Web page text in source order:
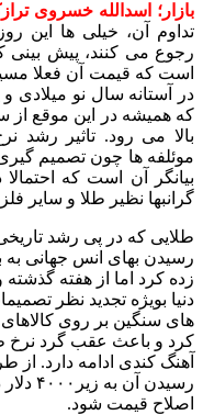
بازار؛ اسدالله خسروی
تداوم آن، خیلی ها این
رجوع می کنند، پیش بینی
است که قیمت آن فعلا
در آستانه سال نو میلادی
که همیشه در این موقع از
بالا می رود. تاثیر رشد
موئلفه ها چون تصمیم گیری
گرانبها نظیر طلا و سایر
طلایی که در پی رشد تاریخی
زده کرد اما از هفته
دنیا بویژه تجدید نظر
های سنگین بر روی
کرد و باعث عقب گرد نرخ
آهنگ کندی ادامه دارد.
رسیدن
اصلاح قیمت شود.